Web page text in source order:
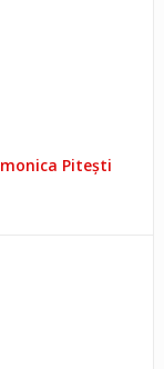
Pitești